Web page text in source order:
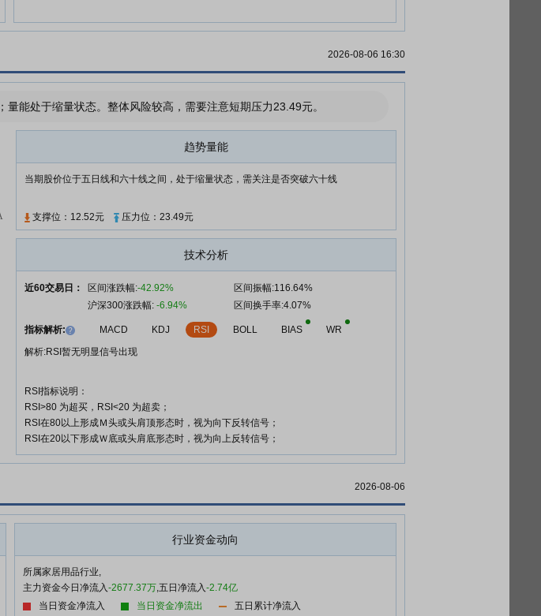
票交易异常波动暨风险
票交易异常波动暨风险
更多
2026-08-06 16:30
能处于缩量状态。整体风险较高，需要注意短期压力23.49元。
趋势量能
当期股价位于五日线和六十线之间，处于缩量状态，需关注是否突破六十线
支撑位：12.52元 压力位：23.49元
技术分析
近60交易日： 区间涨跌幅:-42.92%
区间振幅:116.64%
沪深300涨跌幅: -6.94% 区间换手率:4.07%
指标解析: MACD KDJ RSI BOLL BIAS
WR
解析:RSI暂无明显信号出现
RSI指标说明：
RSI>80 为超买，RSI<20 为超卖；
RSI在80以上形成Ｍ头或头肩顶形态时，视为向下反转信号；
RSI在20以下形成Ｗ底或头肩底形态时，视为向上反转信号；
2026-08-06
行业资金动向
所属家居用品行业,
主力资金今日净流入-2677.37万,五日净流入-2.74亿
当日资金净流入
当日资金净流出 五日累计净流入